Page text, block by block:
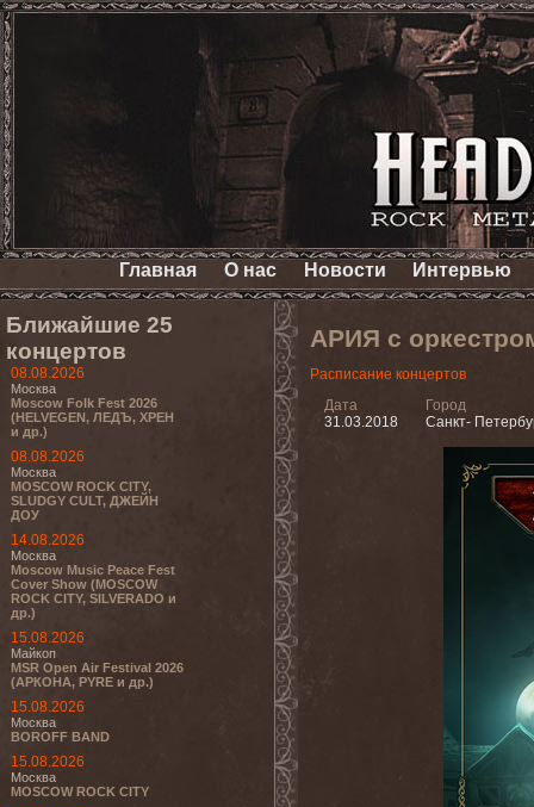
Главная О нас Новости Интервью
Ближайшие 25
концертов
08.08.2026
Москва
Moscow Folk Fest 2026
(HELVEGEN, ЛЕДЪ, ХРЕН
и др.)
08.08.2026
Москва
MOSCOW ROCK CITY,
SLUDGY CULT, ДЖЕЙН
ДОУ
14.08.2026
Москва
Moscow Music Peace Fest
Cover Show (MOSCOW
ROCK CITY, SILVERADO и
др.)
15.08.2026
Майкоп
MSR Open Air Festival 2026
(АРКОНА, PYRE и др.)
15.08.2026
Москва
BOROFF BAND
15.08.2026
Москва
MOSCOW ROCK CITY
АРИЯ с
Расписание концертов
Дата
31.03.2018
Город
Санкт-